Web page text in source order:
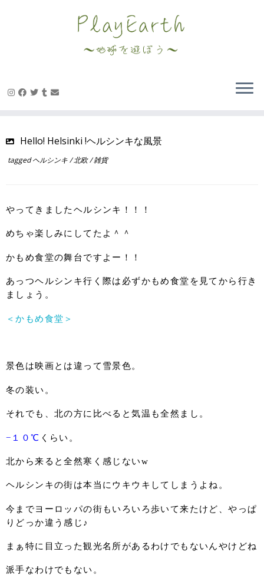
Hello! Helsinki !ヘルシンキな風景
taggedヘルシンキ/北欧/雑貨
やってきましたヘルシンキ！！！
めちゃ楽しみにしてたよ＾＾
かもめ食堂の舞台ですよー！！
あっつヘルシンキ行く際は必ずかもめ食堂を見てから行き
ましょう。
＜かもめ食堂＞
景色は映画とは違って雪景色。
冬の装い。
それでも、北の方に比べると気温も全然まし。
−１０℃ くらい。
北から来ると全然寒く感じないw
ヘルシンキの街は本当にウキウキしてしまうよね。
今までヨーロッパの街もいろいろ歩いて来たけど、やっぱ
りどっか違う感じ♪
まぁ特に目立った観光名所があるわけでもないんやけどね
派手なわけでもない。